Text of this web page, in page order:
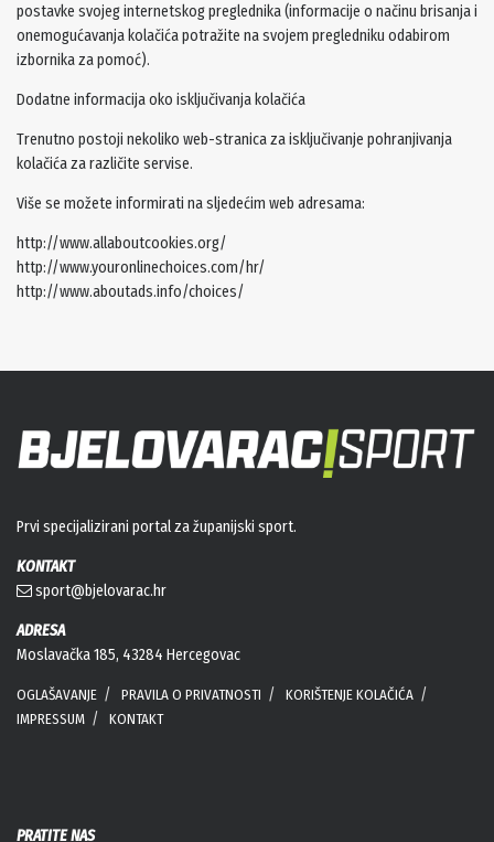
postavke svojeg internetskog preglednika (informacije o načinu brisanja i
onemogućavanja kolačića potražite na svojem pregledniku odabirom
izbornika za pomoć).
Dodatne informacija oko isključivanja kolačića
Trenutno postoji nekoliko web-stranica za isključivanje pohranjivanja
kolačića za različite servise.
Više se možete informirati na sljedećim web adresama:
http://www.allaboutcookies.org/
http://www.youronlinechoices.com/hr/
http://www.aboutads.info/choices/
Prvi specijalizirani portal za županijski sport.
KONTAKT
sport@bjelovarac.hr
ADRESA
Moslavačka 185, 43284 Hercegovac
OGLAŠAVANJE PRAVILA O PRIVATNOSTI
KORIŠTENJE KOLAČIĆA
IMPRESSUM
KONTAKT
PRATITE NAS